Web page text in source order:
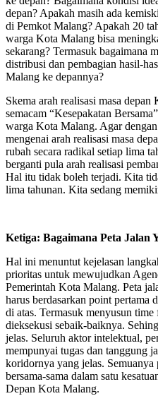
depan? Apakah masih ada
di Pemkot Malang? Apakah 20
warga Kota Malang bisa
sekarang? Termasuk bagaimana
distribusi dan pembagian hasil-
Malang ke depannya?
Skema arah realisasi masa
semacam “Kesepakatan
warga Kota Malang. Agar
mengenai arah realisasi masa
rubah secara radikal setiap lima
berganti pula arah realisasi
Hal itu tidak boleh terjadi. Kita
lima tahunan. Kita sedang
Ketiga: Bagaimana Peta Jalan
Hal ini menuntut kejelasan
prioritas untuk mewujudkan
Pemerintah Kota Malang. Peta
harus berdasarkan point pertama
di atas. Termasuk menyusun
dieksekusi sebaik-baiknya.
jelas. Seluruh aktor intelektual,
mempunyai tugas dan tanggung
koridornya yang jelas.
bersama-sama dalam satu
Depan Kota Malang.